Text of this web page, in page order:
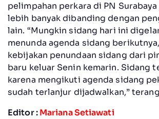
pelimpahan perkara di PN
lebih banyak dibanding dengan
lain. “Mungkin sidang hari ini
menunda agenda sidang
kebijakan penundaan sidang dari
baru keluar Senin kemarin. Sidang
karena mengikuti agenda sidang
sudah terlanjur dijadwalkan,”
Editor :Mariana Setiawati